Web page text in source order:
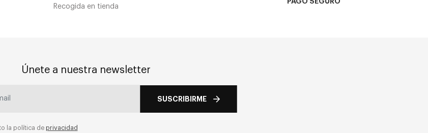
Recogida en tienda
Únete a nuestra newsletter
SUSCRIBIRME
la política de privacidad